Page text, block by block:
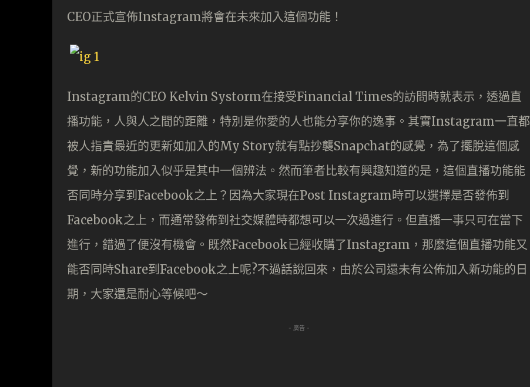
CEO正式宣佈Instagram將會在未來加入這個功能！
Instagram的CEO Kelvin Systorm在接受Financial Times的訪問時就表示，透過直
播功能，人與人之間的距離，特別是你愛的人也能分享你的逸事。其實Instagram一直都
被人指責最近的更新如加入的My Story就有點抄襲Snapchat的感覺，為了擺脫這個感
覺，新的功能加入似乎是其中一個辨法。然而筆者比較有興趣知道的是，這個直播功能能
否同時分享到Facebook之上？因為大家現在Post Instagram時可以選擇是否發佈到
Facebook之上，而通常發佈到社交媒體時都想可以一次過進行。但直播一事只可在當下
進行，錯過了便沒有機會。既然Facebook已經收購了Instagram，那麼這個直播功能又
能否同時Share到Facebook之上呢?不過話說回來，由於公司還未有公佈加入新功能的日
期，大家還是耐心等候吧～
- 廣告 -